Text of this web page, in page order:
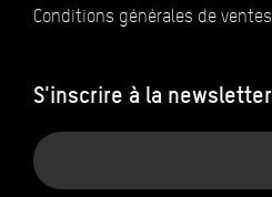
Conditions générales de ventes
S'inscrire à la newsletter
Adresse
email